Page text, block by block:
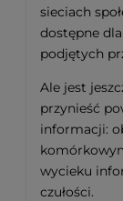
sieciach
dostępne
podjętych
Ale jest
przynieść
informacji:
wycieku
czułości.